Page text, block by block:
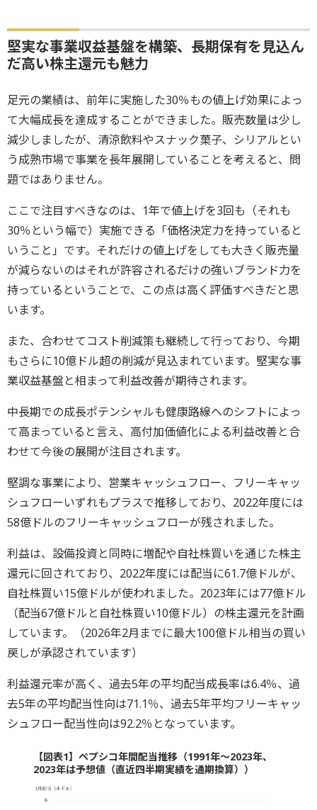
堅実な事業収益基盤を構築、長期保有を見込ん
だ高い株主還元も魅力
足元の業績は、前年に実施した30％もの値上げ効果によっ
て大幅成長を達成することができました。販売数量は少し
減少しましたが、清涼飲料やスナック菓子、シリアルとい
う成熟市場で事業を長年展開していることを考えると、問
題ではありません。
ここで注目すべきなのは、1年で値上げを3回も（それも
30％という幅で）実施できる「価格決定力を持っていると
いうこと」です。それだけの値上げをしても大きく販売量
が減らないのはそれが許容されるだけの強いブランド力を
持っているということで、この点は高く評価すべきだと思
います。
また、合わせてコスト削減策も継続して行っており、今期
もさらに10億ドル超の削減が見込まれています。堅実な事
業収益基盤と相まって利益改善が期待されます。
中長期での成長ポテンシャルも健康路線へのシフトによっ
て高まっていると言え、高付加価値化による利益改善と合
わせて今後の展開が注目されます。
堅調な事業により、営業キャッシュフロー、フリーキャッ
シュフローいずれもプラスで推移しており、2022年度には
58億ドルのフリーキャッシュフローが残されました。
利益は、設備投資と同時に増配や自社株買いを通じた株主
還元に回されており、2022年度には配当に61.7億ドルが、
自社株買い15億ドルが使われました。2023年には77億ドル
（配当67億ドルと自社株買い10億ドル）の株主還元を計画
しています。（2026年2月までに最大100億ドル相当の買い
戻しが承認されています）
利益還元率が高く、過去5年の平均配当成長率は6.4％、過
去5年の平均配当性向は71.1％、過去5年平均フリーキャッ
シュフロー配当性向は92.2％となっています。
【図表1】ペプシコ年間配当推移（1991年～2023年、
2023年は予想値（直近四半期実績を通期換算））